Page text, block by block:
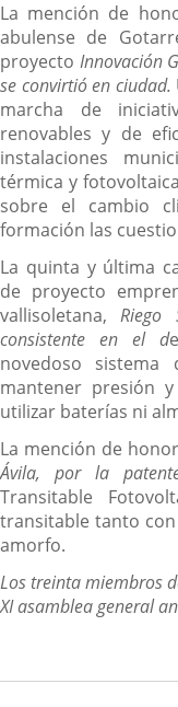
La mención de
abulense de
proyecto Innovación
se convirtió en ciudad.
marcha de
renovables y de
instalaciones
térmica y
sobre el cambio
formación las
La quinta y última
de proyecto
vallisoletana,Riego
consistente en el d
novedoso
mantener presión
utilizar baterías ni
La mención de
Ávila, por la pat
Transitable
transitable tanto
amorfo.
Los treinta miembros
XI asamblea general